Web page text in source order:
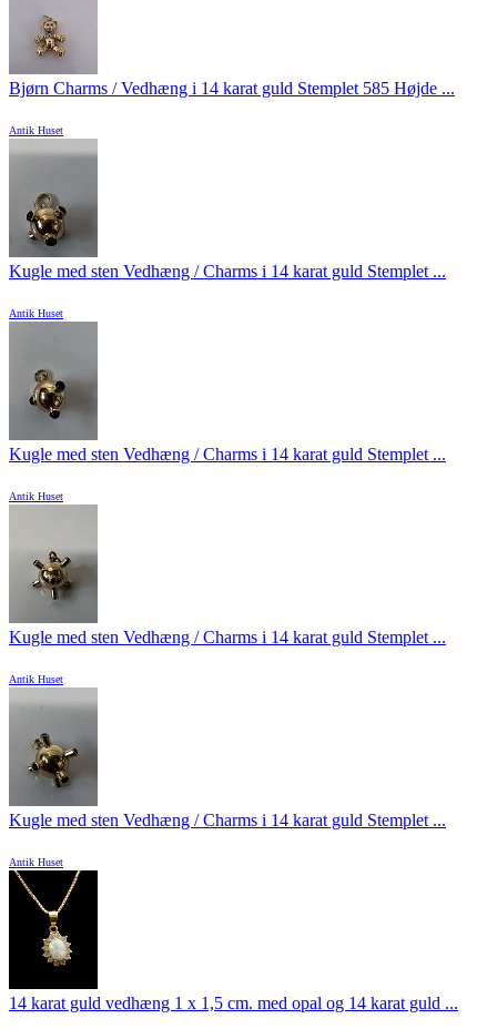
Bjørn Charms / Vedhæng i 14 karat guld Stemplet 585 Højde ...
Antik Huset
Kugle med sten Vedhæng / Charms i 14 karat guld Stemplet ...
Antik Huset
Kugle med sten Vedhæng / Charms i 14 karat guld Stemplet ...
Antik Huset
Kugle med sten Vedhæng / Charms i 14 karat guld Stemplet ...
Antik Huset
Kugle med sten Vedhæng / Charms i 14 karat guld Stemplet ...
Antik Huset
14 karat guld vedhæng 1 x 1,5 cm. med opal og 14 karat guld ...